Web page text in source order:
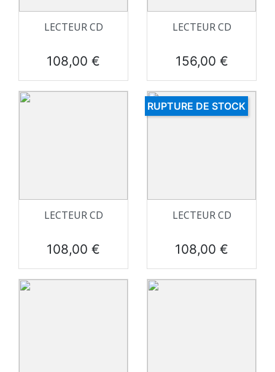
LECTEUR CD
Prix
108,00 €
LECTEUR CD
Prix
156,00 €
LECTEUR CD
Prix
108,00 €
LECTEUR CD
Prix
108,00 €
RUPTURE DE STOCK